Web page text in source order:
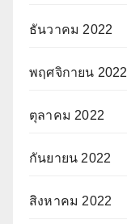
ธันวาคม 2022
พฤศจิกายน 2022
ตุลาคม 2022
กันยายน 2022
สิงหาคม 2022